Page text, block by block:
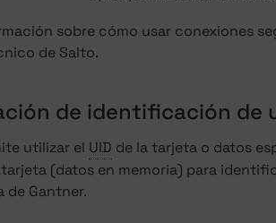
sobre cómo usar conexiones
de Salto.
de identificación de
utilizar el UID de la tarjeta o datos
(datos en memoria) para
de Gantner.